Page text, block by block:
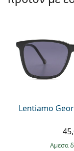
Persol
Όλες οι μάρκες
Lentiamo
άμεσα